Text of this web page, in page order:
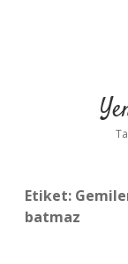
Etiket:
batmaz